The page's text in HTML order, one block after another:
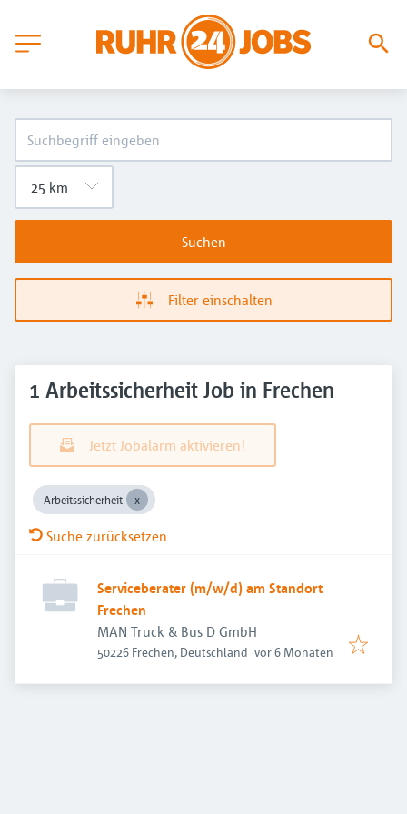
Suchen
Filter einschalten
1 Arbeitssicherheit Job in Frechen
Jetzt Jobalarm aktivieren!
Arbeitssicherheit
Suche zurücksetzen
Serviceberater (m/w/d) am Standort
Frechen
MAN Truck & Bus D GmbH
50226 Frechen, Deutschland Veröffentlicht:
vor 6 Monaten